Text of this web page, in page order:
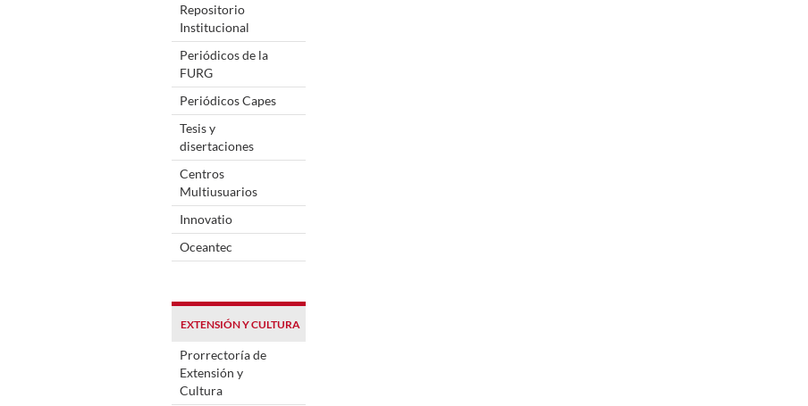
Repositorio
Institucional
Periódicos de la
FURG
Periódicos Capes
Tesis y
disertaciones
Centros
Multiusuarios
Innovatio
Oceantec
EXTENSIÓN Y CULTURA
Prorrectoría de
Extensión y
Cultura